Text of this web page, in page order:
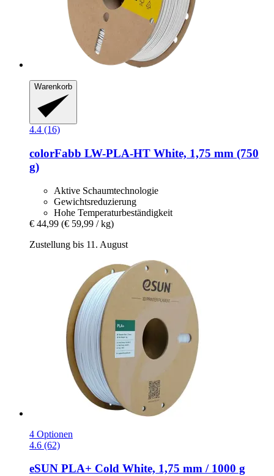
Warenkorb
4.4 (16)
colorFabb LW-​PLA-​HT White, 1,75 mm (750
g)
Aktive Schaumtechnologie
Gewichtsreduzierung
Hohe Temperaturbeständigkeit
€ 44,99 (€ 59,99 / kg)
Zustellung bis 11. August
4 Optionen
4.6 (62)
eSUN PLA+ Cold White, 1,75 mm / 1000 g